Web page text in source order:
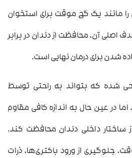
را مانند یک گچ موقت برای استخوان
اصلی آن، محافظت از دندان در برابر
شدن برای درمان نهایی است.
شده که بتواند به راحتی توسط
در عین حال به اندازه کافی مقاوم
ساختار داخلی دندان محافظت کند.
جلوگیری از ورود باکتری‌ها، ذرات